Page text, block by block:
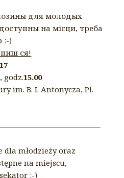
для молодых
на місци, треба
:-)
ся!
godz.15.00
im. B. I. Antonycza, Pl.
młodzieży oraz
na miejscu,
:-)